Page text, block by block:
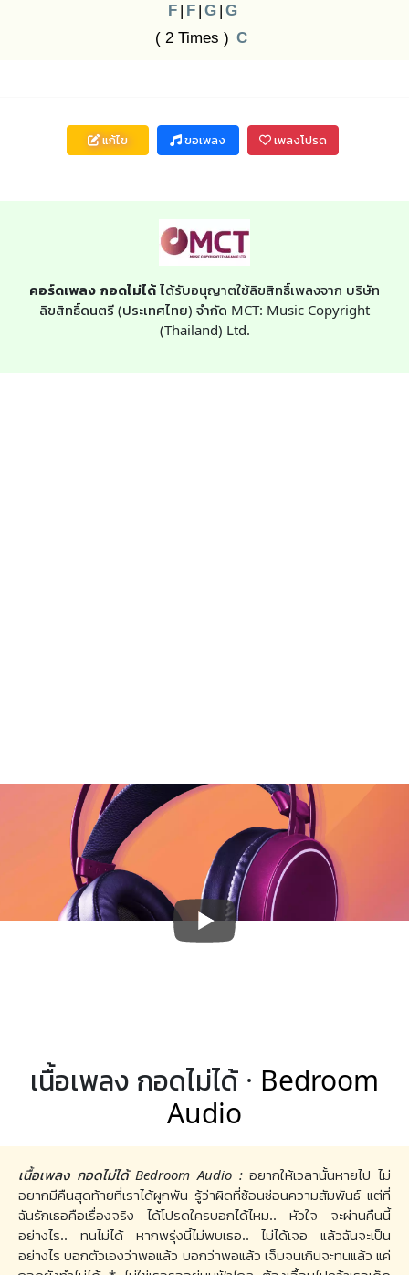
F | F | G | G
( 2 Times ) C
แก้ไข ขอเพลง เพลงโปรด
คอร์ดเพลง กอดไม่ได้ ได้รับอนุญาตใช้ลิขสิทธิ์เพลงจาก บริษัท
ลิขสิทธิ์ดนตรี (ประเทศไทย) จำกัด MCT: Music Copyright
(Thailand) Ltd.
เนื้อเพลง กอดไม่ได้ · Bedroom
Audio
เนื้อเพลง กอดไม่ได้ Bedroom Audio :อยากให้เวลานั้นหายไป ไม่
อยากมีคืนสุดท้ายที่เราได้ผูกพัน รู้ว่าผิดที่ซ้อนซ่อนความสัมพันธ์ แต่ที่
ฉันรักเธอคือเรื่องจริง ได้โปรดใครบอกได้ไหม.. หัวใจ จะผ่านคืนนี้
อย่างไร.. ทนไม่ได้ หากพรุ่งนี้ไม่พบเธอ.. ไม่ได้เจอ แล้วฉันจะเป็น
อย่างไร บอกตัวเองว่าพอแล้ว บอกว่าพอแล้ว เจ็บจนเกินจะทนแล้ว แค่